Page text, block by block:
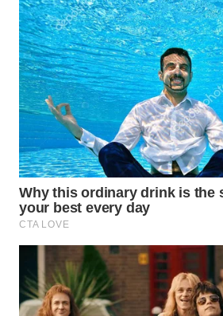
WN
SEMARANG
WN
SOLO
WN
BOROBUDUR
WN
MADURA
WN
SURABAYA
WN